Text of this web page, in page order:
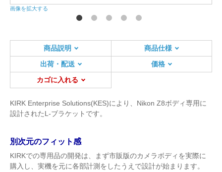
画像を拡大する
商品説明
商品仕様
出荷・配送
価格
カゴに入れる
KIRK Enterprise Solutions(KES)により、Nikon Z8ボディ専用に
設計されたL-ブラケットです。
別次元のフィット感
KIRKでの専用品の開発は、まず市販版のカメラボディを実際に
購入し、実機を元に各部計測をしたうえで設計が始まります。